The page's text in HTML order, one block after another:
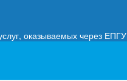
оказываемых через ЕПГУ